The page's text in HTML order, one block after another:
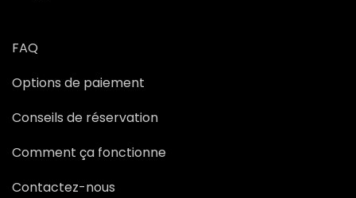
FAQ
Options de paiement
Conseils de réservation
Comment ça fonctionne
Contactez-nous